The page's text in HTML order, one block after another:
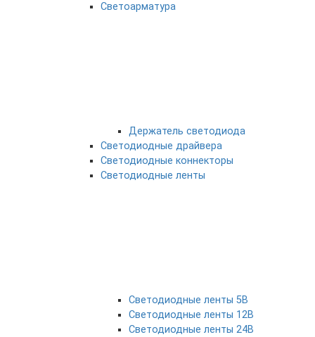
Светоарматура
Держатель светодиода
Светодиодные драйвера
Светодиодные коннекторы
Светодиодные ленты
Светодиодные ленты 5В
Светодиодные ленты 12В
Светодиодные ленты 24В